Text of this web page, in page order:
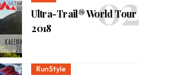
Ultra-Trail® World Tour
2018
RunStyle